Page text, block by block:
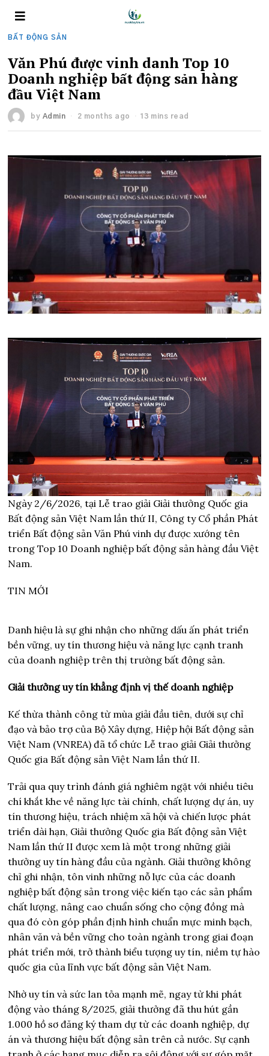
BẤT ĐỘNG SẢN
Văn Phú được vinh danh Top 10
Doanh nghiệp bất động sản hàng
đầu Việt Nam
by Admin 2 months ago 13 mins read
Ngày 2/6/2026, tại Lễ trao giải Giải thưởng Quốc gia
Bất động sản Việt Nam lần thứ II, Công ty Cổ phần Phát
triển Bất động sản Văn Phú vinh dự được xướng tên
trong Top 10 Doanh nghiệp bất động sản hàng đầu Việt
Nam.
TIN MỚI
Danh hiệu là sự ghi nhận cho những dấu ấn phát triển
bền vững, uy tín thương hiệu và năng lực cạnh tranh
của doanh nghiệp trên thị trường bất động sản.
Giải thưởng uy tín khẳng định vị thế doanh nghiệp
Kế thừa thành công từ mùa giải đầu tiên, dưới sự chỉ
đạo và bảo trợ của Bộ Xây dựng, Hiệp hội Bất động sản
Việt Nam (VNREA) đã tổ chức Lễ trao giải Giải thưởng
Quốc gia Bất động sản Việt Nam lần thứ II.
Trải qua quy trình đánh giá nghiêm ngặt với nhiều tiêu
chí khắt khe về năng lực tài chính, chất lượng dự án, uy
tín thương hiệu, trách nhiệm xã hội và chiến lược phát
triển dài hạn, Giải thưởng Quốc gia Bất động sản Việt
Nam lần thứ II được xem là một trong những giải
thưởng uy tín hàng đầu của ngành. Giải thưởng không
chỉ ghi nhận, tôn vinh những nỗ lực của các doanh
nghiệp bất động sản trong việc kiến tạo các sản phẩm
chất lượng, nâng cao chuẩn sống cho cộng đồng mà
qua đó còn góp phần định hình chuẩn mực minh bạch,
nhân văn và bền vững cho toàn ngành trong giai đoạn
phát triển mới, trở thành biểu tượng uy tín, niềm tự hào
quốc gia của lĩnh vực bất động sản Việt Nam.
Nhờ uy tín và sức lan tỏa mạnh mẽ, ngay từ khi phát
động vào tháng 8/2025, giải thưởng đã thu hút gần
1.000 hồ sơ đăng ký tham dự từ các doanh nghiệp, dự
án và thương hiệu bất động sản trên cả nước. Sự cạnh